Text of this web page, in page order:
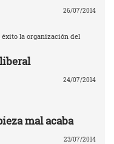
26/07/2014
la organización del
24/07/2014
mal acaba
23/07/2014